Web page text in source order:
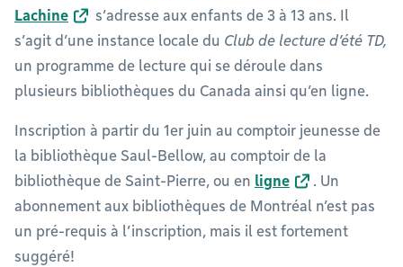
Lachine
s’adresse aux enfants de 3 à 13 ans. Il
s’agit d’une instance locale du Club de lecture d’été TD,
un programme de lecture qui se déroule dans
plusieurs bibliothèques du Canada ainsi qu’en ligne.
Inscription à partir du 1er juin au comptoir jeunesse de
la bibliothèque Saul-Bellow, au comptoir de la
bibliothèque de Saint-Pierre, ou en ligne
. Un
abonnement aux bibliothèques de Montréal n’est pas
un pré-requis à l’inscription, mais il est fortement
suggéré!